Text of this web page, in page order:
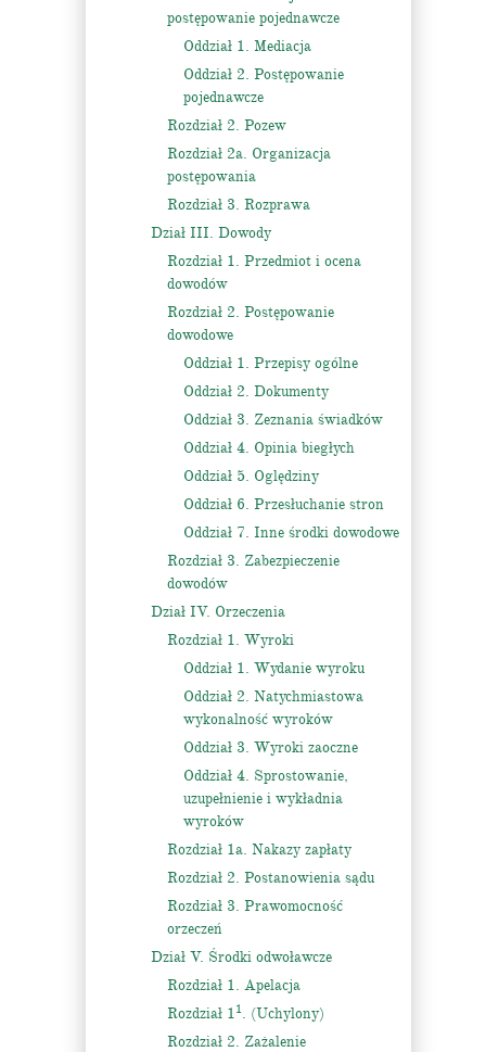
postępowanie pojednawcze
Oddział 1. Mediacja
Oddział 2. Postępowanie
pojednawcze
Rozdział 2. Pozew
Rozdział 2a. Organizacja
postępowania
Rozdział 3. Rozprawa
Dział III. Dowody
Rozdział 1. Przedmiot i ocena
dowodów
Rozdział 2. Postępowanie
dowodowe
Oddział 1. Przepisy ogólne
Oddział 2. Dokumenty
Oddział 3. Zeznania świadków
Oddział 4. Opinia biegłych
Oddział 5. Oględziny
Oddział 6. Przesłuchanie stron
Oddział 7. Inne środki dowodowe
Rozdział 3. Zabezpieczenie
dowodów
Dział IV. Orzeczenia
Rozdział 1. Wyroki
Oddział 1. Wydanie wyroku
Oddział 2. Natychmiastowa
wykonalność wyroków
Oddział 3. Wyroki zaoczne
Oddział 4. Sprostowanie,
uzupełnienie i wykładnia
wyroków
Rozdział 1a. Nakazy zapłaty
Rozdział 2. Postanowienia sądu
Rozdział 3. Prawomocność
orzeczeń
Dział V. Środki odwoławcze
Rozdział 1. Apelacja
Rozdział 11. (Uchylony)
Rozdział 2. Zażalenie